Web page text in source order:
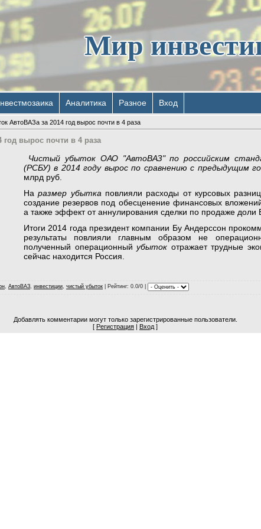
Мир
Аналитика Разное Вход
АвтоВАЗа за 2014 год вырос почти в 4 раза
вырос почти в 4 раза
Чистый убыток ОАО "АвтоВАЗ" по российским
(РСБУ) в 2014 году вырос по сравнению с предыдущим
млрд руб.
На размер убытка повлияли расходы от курсовых
создание резервов под обесценение финансовых
а также эффект от аннулирования сделки по продаже доли
Итоги 2014 года президент компании Бу Андерссон
результаты повлияли главным образом не
полученный операционный убыток отражает трудные
сейчас находится Россия.
, АвтоВАЗ, инвестиции, чистый убыток Рейтинг: 0.0/0 |
Добавлять комментарии могут только зарегистрированные пользователи.
[ Регистрация | Вход ]